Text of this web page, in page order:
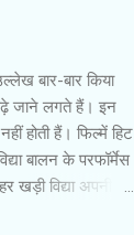
बार-बार किया
जाने लगते हैं। इन
होती हैं। फिल्में हिट
बालन के परफॉर्मेस
विद्या अपनी हर